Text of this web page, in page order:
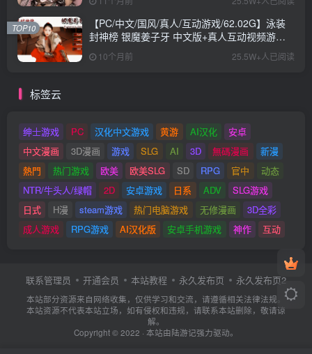
【PC/中文/国风/真人/互动游戏/62.02G】泳装
封神榜 银魔姜子牙 中文版+真人互动视频游戏
+62.02G
10个月前 25.5W+人已阅读
TOP10
标签云
绅士游戏 PC 汉化中文游戏 黄游 AI汉化
安卓
中文漫画
3D漫画 游戏 SLG AI 3D 無碼漫画
新漫
熱門
热门游戏 欧美 欧美SLG SD RPG 官中
动态
NTR/牛头人/绿帽
2D 安卓游戏 日系 ADV
SLG游戏
日式
H漫 steam游戏 热门电脑游戏 无修漫画
3D全彩
成人游戏
RPG游戏 AI汉化版 安卓手机游戏 神作 互动
联系管理员 开通会员 本站教程 永久发布页 永久发布页2
本站部分资源来自网络收集，仅供学习和交流，请遵循相关法律法规。
本站资源不代表本站立场，如有侵权和违规，请联系本站删除，敬请谅
解。
Copyright © 2022 · 本站由陆游记强力驱动。